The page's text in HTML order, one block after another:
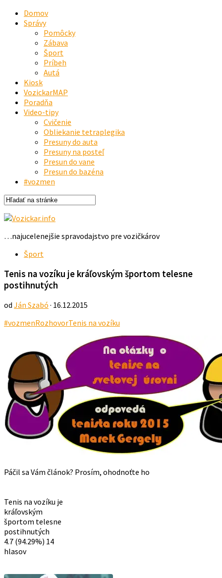
Domov
Správy
Pomôcky
Zábava
Šport
Príbeh
Autá
Kiosk
VozickarMAP
Poradňa
Video-tipy
Cvičenie
Obliekanie tetraplegika
Presuny do auta
Presuny na posteľ
Presun do vane
Presun do bazéna
#vozmen
…najucelenejšie spravodajstvo pre vozičkárov
Šport
Tenis na vozíku je kráľovským športom telesne
postihnutých
od Ján Szabó · 16.12.2015
#vozmenRozhovorTenis na vozíku
Páčil sa Vám článok? Prosím, ohodnoťte ho
Tenis na vozíku je
kráľovským
športom telesne
postihnutých
4.7 (94.29%) 14
hlasov